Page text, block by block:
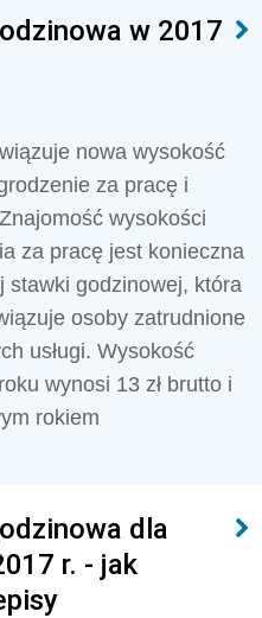
w 2017
nowa wysokość
za pracę i
wysokości
za pracę jest konieczna
stawki godzinowej, która
osoby zatrudnione
usługi. Wysokość
wynosi 13 zł brutto i
rokiem
dla
r. - jak